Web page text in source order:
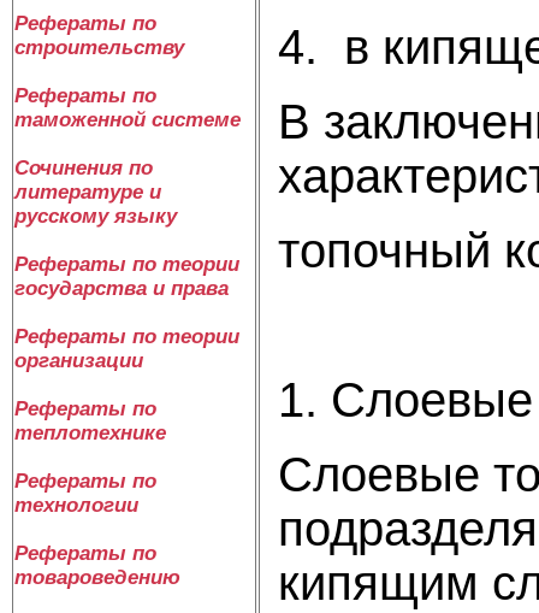
Рефераты по
строительству
Рефераты по
таможенной системе
Сочинения по
литературе и
русскому языку
Рефераты по теории
государства и права
Рефераты по теории
организации
Рефераты по
теплотехнике
Рефераты по
технологии
Рефераты по
товароведению
4. в
В
топочный
1. Слоевые
Слоевые
кипящим